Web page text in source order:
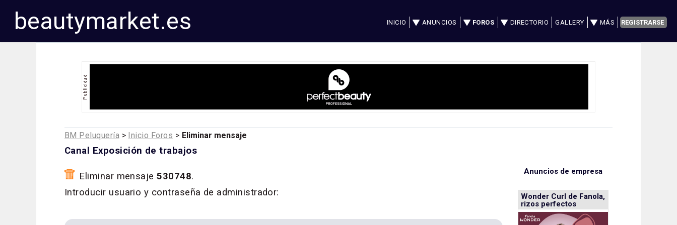
beautymarket.es INICIO ANUNCIOS FOROS DIRECTORIO GALLERY MÁS REGISTRARSE
BM Peluquería > Inicio Foros > Eliminar mensaje
Canal Exposición de trabajos
Eliminar mensaje530748.
Introducir usuario y contraseña de administrador:
Anuncios de empresa
Wonder Curl de Fanola,
rizos perfectos